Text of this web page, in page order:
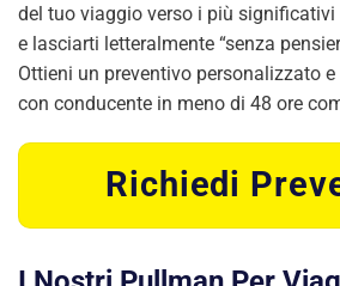
del tuo viaggio verso i più
e lasciarti letteralmente “senza
Ottieni un preventivo personalizzato
con conducente in meno di 48 ore
Richiedi